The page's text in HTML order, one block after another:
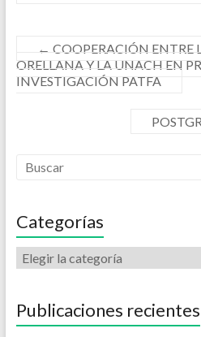
← COOPERACIÓN ENTRE
ORELLANA Y LA UNACH EN
INVESTIGACIÓN PATFA
Categorías
Publicaciones recientes